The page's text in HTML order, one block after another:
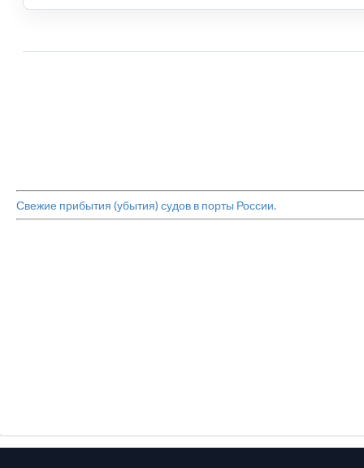
Свежие прибытия (убытия) судов в порты России.